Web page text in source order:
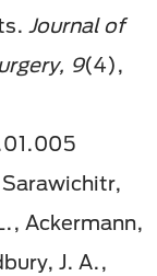
Journal of
9(4),
Ackermann,
J. A.,